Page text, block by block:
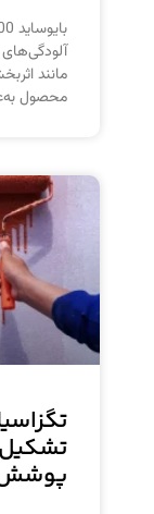
مانند
محصول